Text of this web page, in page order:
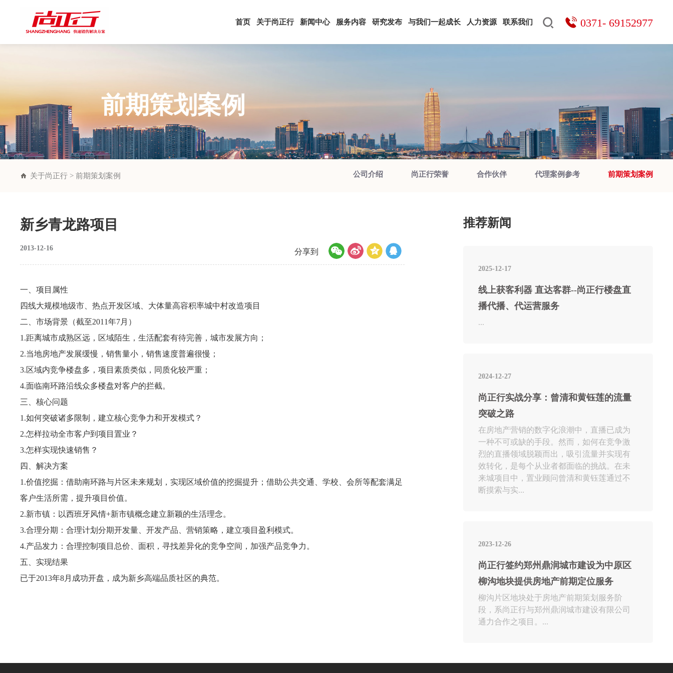
0371- 69152977
首页 关于尚正行 新闻中心 服务内容 研究发布 与我们一起成长 人力资源 联系我们
前期策划案例
关于尚正行 > 前期策划案例 公司介绍 尚正行荣誉 合作伙伴 代理案例参考 前期策划案例
新乡青龙路项目
2013-12-16 分享到
一、项目属性
四线大规模地级市、热点开发区域、大体量高容积率城中村改造项目
二、市场背景（截至2011年7月）
1.距离城市成熟区远，区域陌生，生活配套有待完善，城市发展方向；
2.当地房地产发展缓慢，销售量小，销售速度普遍很慢；
3.区域内竞争楼盘多，项目素质类似，同质化较严重；
4.面临南环路沿线众多楼盘对客户的拦截。
三、核心问题
1.如何突破诸多限制，建立核心竞争力和开发模式？
2.怎样拉动全市客户到项目置业？
3.怎样实现快速销售？
四、解决方案
1.价值挖掘：借助南环路与片区未来规划，实现区域价值的挖掘提升；借助公共交通、学校、会所等配套满足
客户生活所需，提升项目价值。
2.新市镇：以西班牙风情+新市镇概念建立新颖的生活理念。
3.合理分期：合理计划分期开发量、开发产品、营销策略，建立项目盈利模式。
4.产品发力：合理控制项目总价、面积，寻找差异化的竞争空间，加强产品竞争力。
五、实现结果
已于2013年8月成功开盘，成为新乡高端品质社区的典范。
推荐新闻
2025-12-17
线上获客利器 直达客群--尚正行楼盘直
播代播、代运营服务
...
2024-12-27
尚正行实战分享：曾清和黄钰莲的流量
突破之路
在房地产营销的数字化浪潮中，直播已成为
一种不可或缺的手段。然而，如何在竞争激
烈的直播领域脱颖而出，吸引流量并实现有
效转化，是每个从业者都面临的挑战。在未
来城项目中，置业顾问曾清和黄钰莲通过不
断摸索与实...
2023-12-26
尚正行签约郑州鼎润城市建设为中原区
柳沟地块提供房地产前期定位服务
柳沟片区地块处于房地产前期策划服务阶
段，系尚正行与郑州鼎润城市建设有限公司
通力合作之项目。...